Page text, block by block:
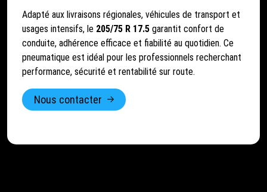
Adapté aux livraisons régionales, véhicules de transport et
usages intensifs, le 205/75 R 17.5 garantit confort de
conduite, adhérence efficace et fiabilité au quotidien. Ce
pneumatique est idéal pour les professionnels recherchant
performance, sécurité et rentabilité sur route.
Nous contacter